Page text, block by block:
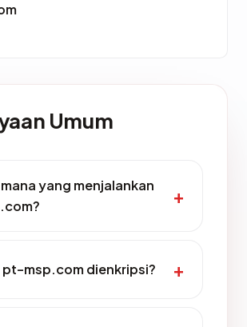
Umum
yang menjalankan
pt-msp.com dienkripsi?